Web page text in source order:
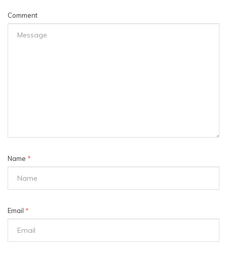
Comment
Name *
Email *